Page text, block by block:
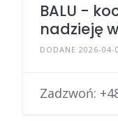
BALU -
nadzieję
DODANE 2026-04-
Zadzwoń: